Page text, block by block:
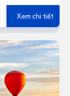
Xem chi tiết